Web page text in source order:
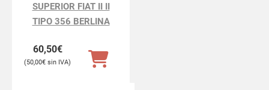
SUPERIOR FIAT II II
TIPO 356 BERLINA
60,50€
50,00€